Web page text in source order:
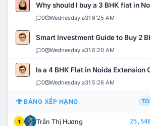
Why should I buy a 3 BHK flat in
0 Wednesday a31 6:25 AM
Smart Investment Guide to Buy 2
0 Wednesday a31 6:20 AM
Is a 4 BHK Flat in Noida Extension
0 Wednesday a31 5:26 AM
BẢNG XẾP HẠNG
1 Trần Thị Hương